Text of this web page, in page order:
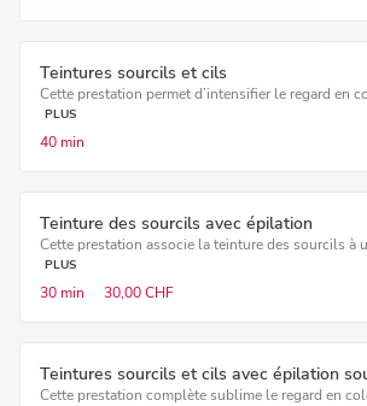
Teintures sourcils et cils
Cette prestation permet d’intensifier le regard en
PLUS
40 min
Teinture des sourcils avec épilation
Cette prestation associe la teinture des sourcils à
PLUS
30 min 30,00 CHF
Teintures sourcils et cils avec épilation
Cette prestation complète sublime le regard en